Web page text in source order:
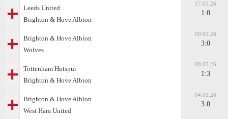
Leeds United
Brighton & Hove Albion
17.05.26
1:0
Brighton & Hove Albion
Wolves
09.05.26
3:0
Tottenham Hotspur
Brighton & Hove Albion
08.05.26
1:3
Brighton & Hove Albion
West Ham United
04.05.26
3:0